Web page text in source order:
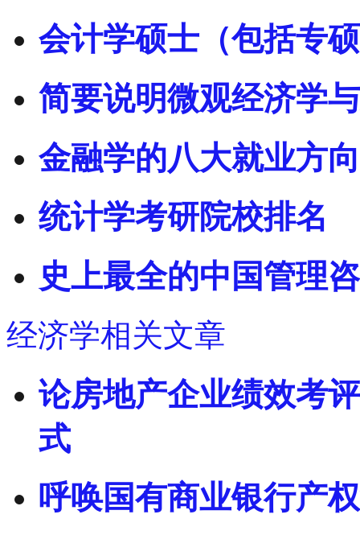
会计学硕士（包括专
简要说明微观经济学
金融学的八大就业方
统计学考研院校排名
史上最全的中国管理
经济学相关文章
论房地产企业绩效考
式
呼唤国有商业银行产